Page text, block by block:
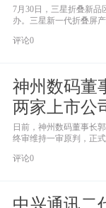
亮相
7月30日，三星折叠新品
办。三星新一代折叠屏
评论0
神州数码董
两家上市公
酬高达1239
日前，神州数码董事长
终审维持一审原判，正
评论0
中兴通讯二